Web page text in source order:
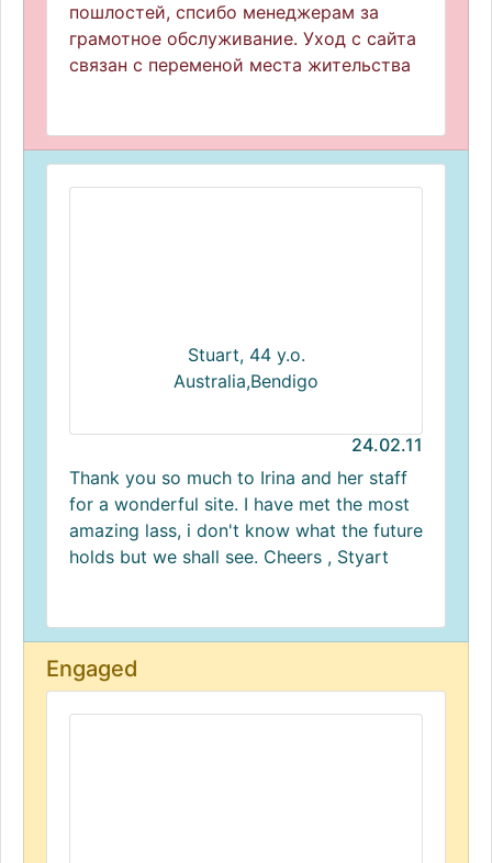
пошлостей, спсибо менеджерам за
грамотное обслуживание. Уход с сайта
связан с переменой места жительства
Stuart, 44 y.o.
Australia,Bendigo
24.02.11
Thank you so much to Irina and her staff
for a wonderful site. I have met the most
amazing lass, i don't know what the future
holds but we shall see. Cheers , Styart
Engaged